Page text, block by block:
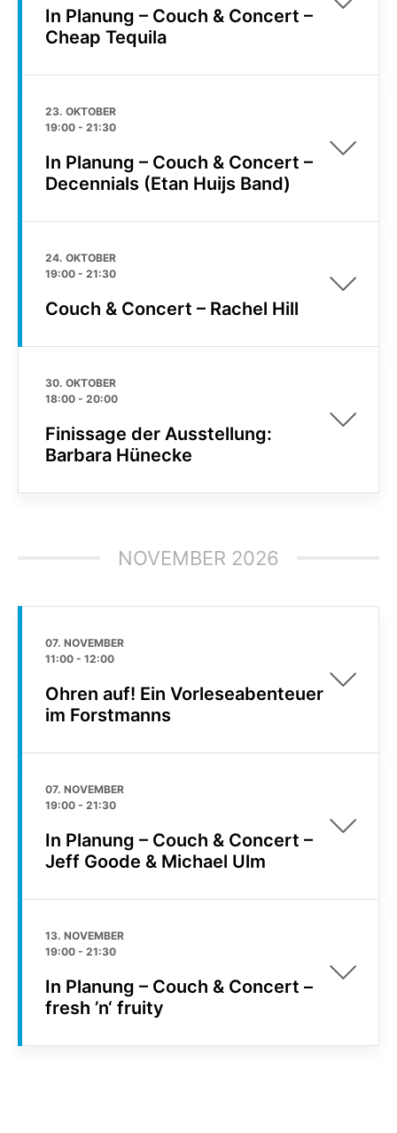
In Planung – Couch & Concert –
Cheap Tequila
23. OKTOBER
19:00 - 21:30
In Planung – Couch & Concert –
Decennials (Etan Huijs Band)
24. OKTOBER
19:00 - 21:30
Couch & Concert – Rachel Hill
30. OKTOBER
18:00 - 20:00
Finissage der Ausstellung:
Barbara Hünecke
NOVEMBER 2026
07. NOVEMBER
11:00 - 12:00
Ohren auf! Ein Vorleseabenteuer
im Forstmanns
07. NOVEMBER
19:00 - 21:30
In Planung – Couch & Concert –
Jeff Goode & Michael Ulm
13. NOVEMBER
19:00 - 21:30
In Planung – Couch & Concert –
fresh ’n‘ fruity